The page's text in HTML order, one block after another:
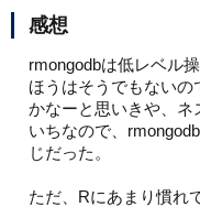
感想
rmongodbは低レベル
ほうはそうでもない
かなーと思いきや、ネ
いちなので、
じだった。
ただ、Rにあまり慣れ